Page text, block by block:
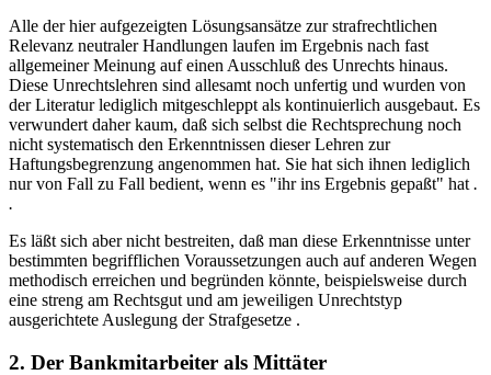
Alle der hier aufgezeigten Lösungsansätze zur strafrechtlichen
Relevanz neutraler Handlungen laufen im Ergebnis nach fast
allgemeiner Meinung auf einen Ausschluß des Unrechts hinaus.
Diese Unrechtslehren sind allesamt noch unfertig und wurden von
der Literatur lediglich mitgeschleppt als kontinuierlich ausgebaut. Es
verwundert daher kaum, daß sich selbst die Rechtsprechung noch
nicht systematisch den Erkenntnissen dieser Lehren zur
Haftungsbegrenzung angenommen hat. Sie hat sich ihnen lediglich
nur von Fall zu Fall bedient, wenn es "ihr ins Ergebnis gepaßt" hat .
.
Es läßt sich aber nicht bestreiten, daß man diese Erkenntnisse unter
bestimmten begrifflichen Voraussetzungen auch auf anderen Wegen
methodisch erreichen und begründen könnte, beispielsweise durch
eine streng am Rechtsgut und am jeweiligen Unrechtstyp
ausgerichtete Auslegung der Strafgesetze .
2. Der Bankmitarbeiter als Mittäter